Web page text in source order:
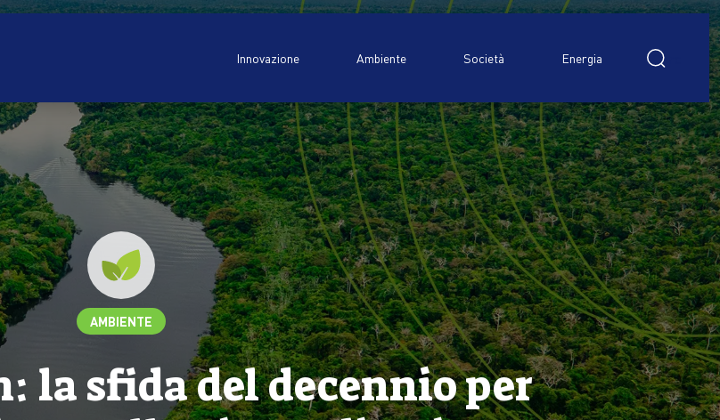
per:
Innovazione Ambiente Società Energia
AMBIENTE
la sfida del decennio per